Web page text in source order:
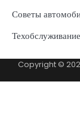
Советы
Copyright ©